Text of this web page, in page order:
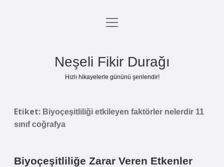
Anasayfa
menüyü
Neşeli Fikir Durağı
Hızlı hikayelerle gününü şenlendir!
Etiket: Biyoçeşitliliği etkileyen faktörler nelerdir 11
sınıf coğrafya
Biyoçeşitliliğe Zarar Veren Etkenler